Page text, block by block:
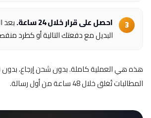
احصل على قرار خلال 24 ساعة.
بعد
البديل مع دفعتك التالية أو كطرد
هذه هي العملية كاملة. بدون شحن إرجاع،
المطالبات تُغلق خلال 48 ساعة من أول رسالة.